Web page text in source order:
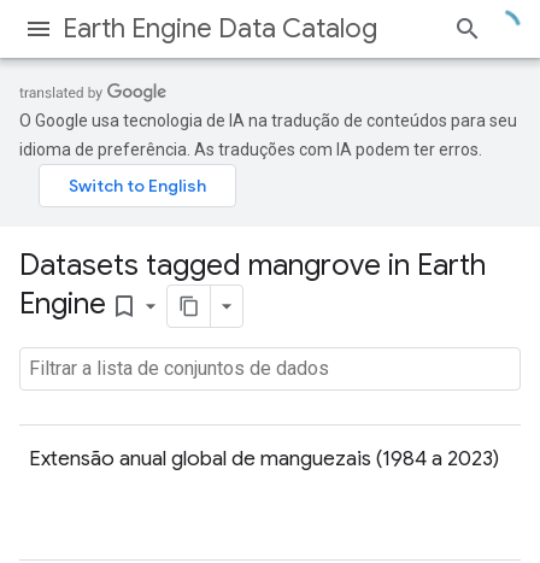
Earth Engine Data Catalog
O Google usa tecnologia de IA na tradução de conteúdos para seu
idioma de preferência. As traduções com IA podem ter erros.
Datasets tagged mangrove in Earth
Engine bookmark_border
Extensão anual global de manguezais (1984 a 2023)